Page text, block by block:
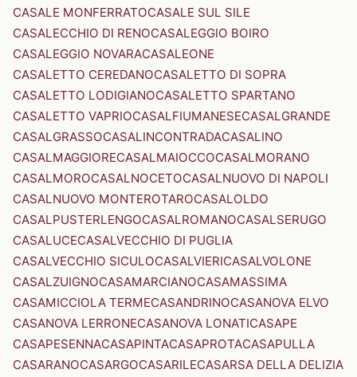
CASALE MONFERRATOCASALE SUL SILE
CASALECCHIO DI RENOCASALEGGIO BOIRO
CASALEGGIO NOVARACASALEONE
CASALETTO CEREDANOCASALETTO DI SOPRA
CASALETTO LODIGIANOCASALETTO SPARTANO
CASALETTO VAPRIOCASALFIUMANESECASALGRANDE
CASALGRASSOCASALINCONTRADACASALINO
CASALMAGGIORECASALMAIOCCOCASALMORANO
CASALMOROCASALNOCETOCASALNUOVO DI NAPOLI
CASALNUOVO MONTEROTAROCASALOLDO
CASALPUSTERLENGOCASALROMANOCASALSERUGO
CASALUCECASALVECCHIO DI PUGLIA
CASALVECCHIO SICULOCASALVIERICASALVOLONE
CASALZUIGNOCASAMARCIANOCASAMASSIMA
CASAMICCIOLA TERMECASANDRINOCASANOVA ELVO
CASANOVA LERRONECASANOVA LONATICASAPE
CASAPESENNACASAPINTACASAPROTACASAPULLA
CASARANOCASARGOCASARILECASARSA DELLA DELIZIA